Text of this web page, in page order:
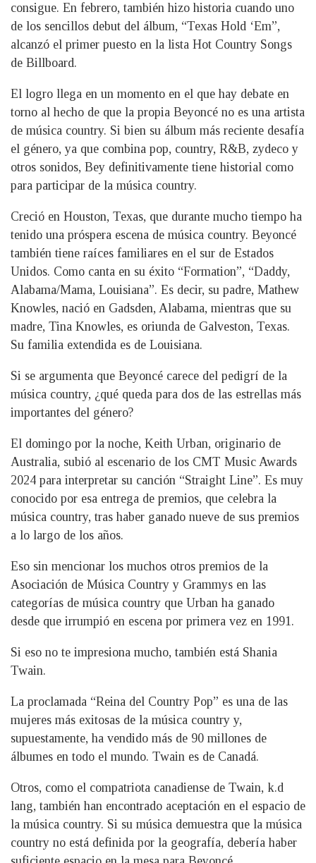
consigue. En febrero, también hizo historia cuando uno
de los sencillos debut del álbum, “Texas Hold ‘Em”,
alcanzó el primer puesto en la lista Hot Country Songs
de Billboard.
El logro llega en un momento en el que hay debate en
torno al hecho de que la propia Beyoncé no es una artista
de música country. Si bien su álbum más reciente desafía
el género, ya que combina pop, country, R&B, zydeco y
otros sonidos, Bey definitivamente tiene historial como
para participar de la música country.
Creció en Houston, Texas, que durante mucho tiempo ha
tenido una próspera escena de música country. Beyoncé
también tiene raíces familiares en el sur de Estados
Unidos. Como canta en su éxito “Formation”, “Daddy,
Alabama/Mama, Louisiana”. Es decir, su padre, Mathew
Knowles, nació en Gadsden, Alabama, mientras que su
madre, Tina Knowles, es oriunda de Galveston, Texas.
Su familia extendida es de Louisiana.
Si se argumenta que Beyoncé carece del pedigrí de la
música country, ¿qué queda para dos de las estrellas más
importantes del género?
El domingo por la noche, Keith Urban, originario de
Australia, subió al escenario de los CMT Music Awards
2024 para interpretar su canción “Straight Line”. Es muy
conocido por esa entrega de premios, que celebra la
música country, tras haber ganado nueve de sus premios
a lo largo de los años.
Eso sin mencionar los muchos otros premios de la
Asociación de Música Country y Grammys en las
categorías de música country que Urban ha ganado
desde que irrumpió en escena por primera vez en 1991.
Si eso no te impresiona mucho, también está Shania
Twain.
La proclamada “Reina del Country Pop” es una de las
mujeres más exitosas de la música country y,
supuestamente, ha vendido más de 90 millones de
álbumes en todo el mundo. Twain es de Canadá.
Otros, como el compatriota canadiense de Twain, k.d
lang, también han encontrado aceptación en el espacio de
la música country. Si su música demuestra que la música
country no está definida por la geografía, debería haber